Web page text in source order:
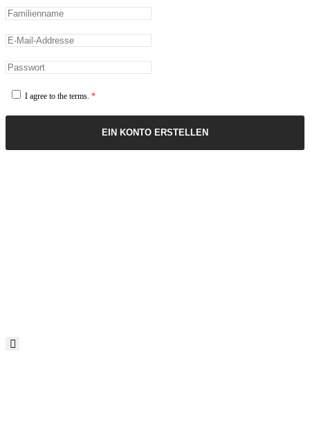
I agree to the terms. *
EIN KONTO ERSTELLEN